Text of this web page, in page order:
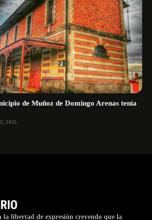
de Muñoz de Domingo Arenas tenía
2025
la libertad de expresión creyendo que la